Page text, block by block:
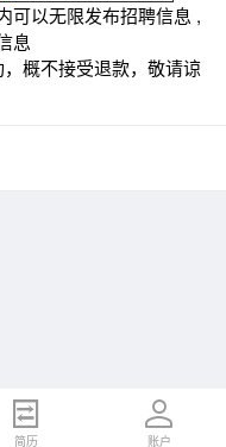
可以无限发布招聘信息 ,
息
概不接受退款，敬请谅
简历 账户